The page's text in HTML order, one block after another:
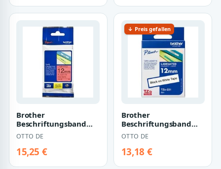
Brother
Beschriftungsband
TZe-431
OTTO DE
15,25 €
↓ Preis gefallen
Brother
Beschriftungsband
TZe-231
OTTO DE
13,18 €